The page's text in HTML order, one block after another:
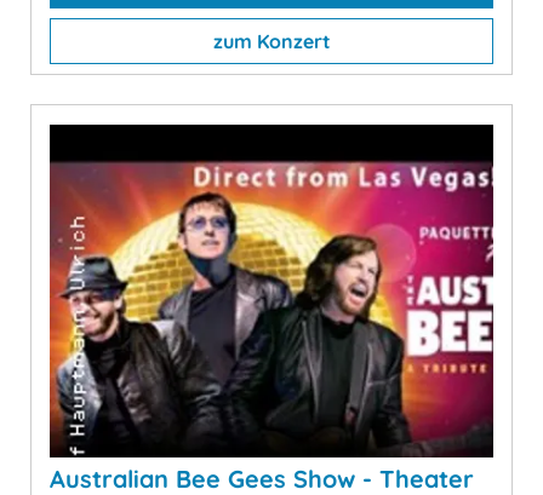
zum Konzert
Australian Bee Gees Show - Theater